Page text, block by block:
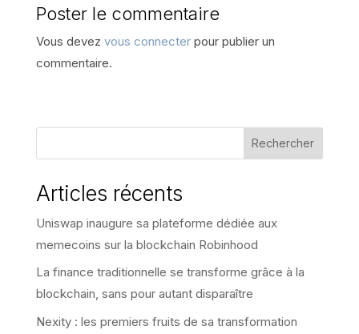
Poster le commentaire
Vous devez vous connecterpour publier un
commentaire.
Rechercher
Articles récents
Uniswap inaugure sa plateforme dédiée aux
memecoins sur la blockchain Robinhood
La finance traditionnelle se transforme grâce à la
blockchain, sans pour autant disparaître
Nexity : les premiers fruits de sa transformation